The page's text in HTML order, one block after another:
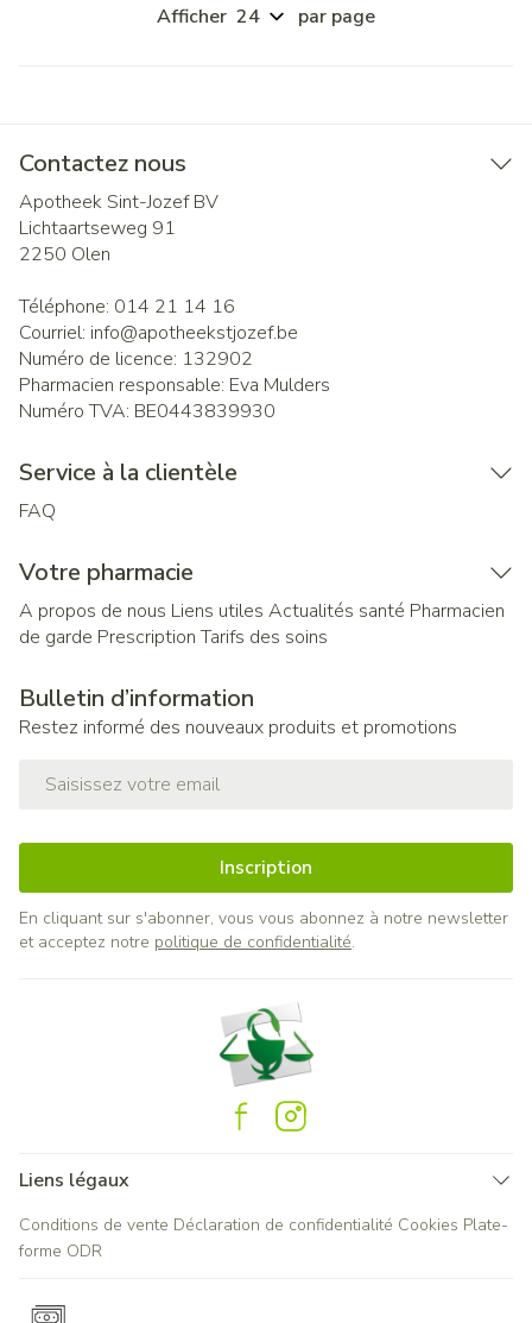
Afficher par page
Contactez nous
Apotheek Sint-Jozef BV
Lichtaartseweg 91
2250 Olen
Téléphone: 014 21 14 16
Courriel: info@apotheekstjozef.be
Numéro de licence: 132902
Pharmacien responsable: Eva Mulders
Numéro TVA: BE0443839930
Service à la clientèle
FAQ
Votre pharmacie
A propos de nous Liens utiles Actualités santé Pharmacien
de garde Prescription Tarifs des soins
Bulletin d’information
Restez informé des nouveaux produits et promotions
Inscription
En cliquant sur s'abonner, vous vous abonnez à notre newsletter
et acceptez notre politique de confidentialité.
Liens légaux
Conditions de vente Déclaration de confidentialité Cookies Plate-
forme ODR